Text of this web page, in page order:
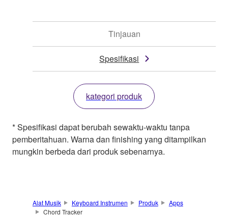
Tinjauan
Spesifikasi
kategori produk
* Spesifikasi dapat berubah sewaktu-waktu tanpa
pemberitahuan. Warna dan finishing yang ditampilkan
mungkin berbeda dari produk sebenarnya.
Alat Musik Keyboard Instrumen Produk
Apps
Chord Tracker